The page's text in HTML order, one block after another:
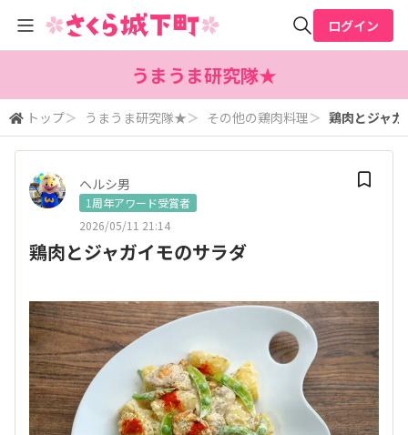
検索
ログイン
うまうま研究隊★
トップ＞ うまうま研究隊★＞ その他の鶏肉料理＞ 鶏肉とジャ
ヘルシ男
1周年アワード受賞者
2026/05/11 21:14
鶏肉とジャガイモのサラダ